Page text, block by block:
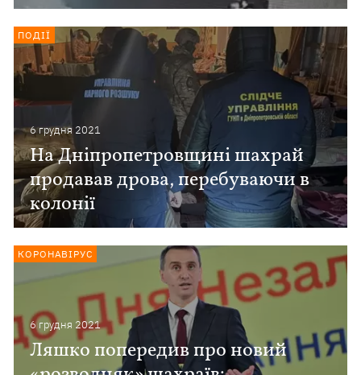
6 грудня 2021
На Дніпропетровщині шахрай
продавав дрова, перебуваючи в
колонії
ПОДІЇ
6 грудня 2021
Ляшко попередив про новий
КОРОНАВІРУС